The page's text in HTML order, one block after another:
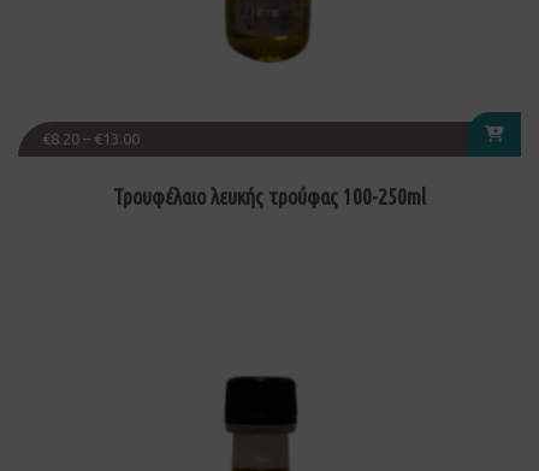
€8.20 – €13.00
Τρουφέλαιο λευκής τρούφας 100-250ml